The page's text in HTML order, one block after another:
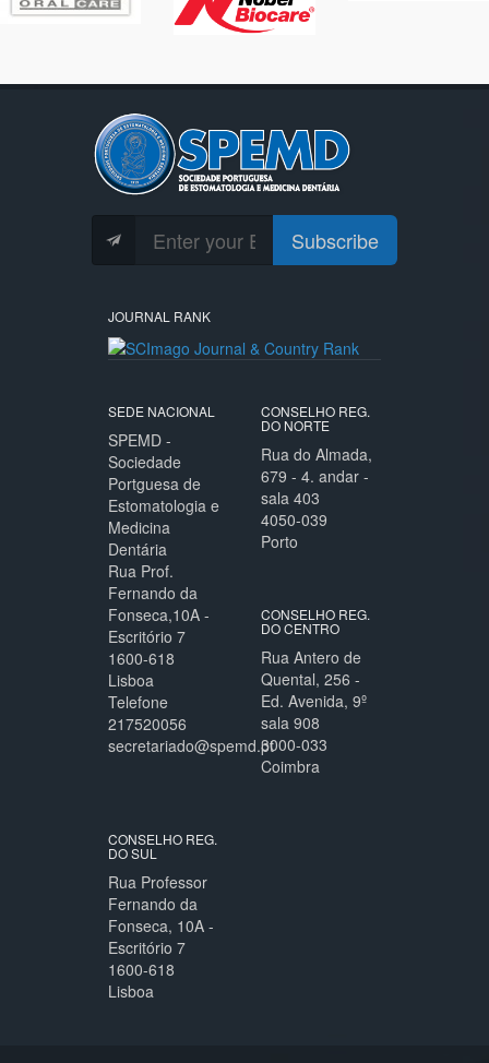
Subscribe
JOURNAL RANK
SEDE NACIONAL
SPEMD -
Sociedade
Portguesa de
Estomatologia e
Medicina
Dentária
Rua Prof.
Fernando da
Fonseca,10A -
Escritório 7
1600-618
Lisboa
Telefone
217520056
secretariado@spemd.pt
CONSELHO REG.
DO NORTE
Rua do Almada,
679 - 4. andar -
sala 403
4050-039
Porto
CONSELHO REG.
DO CENTRO
Rua Antero de
Quental, 256 -
Ed. Avenida, 9º
sala 908
3000-033
Coimbra
CONSELHO REG.
DO SUL
Rua Professor
Fernando da
Fonseca, 10A -
Escritório 7
1600-618
Lisboa